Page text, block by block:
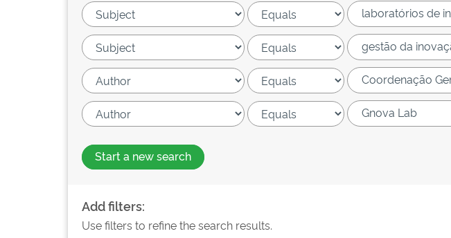
Start a new search
Add filters:
Use filters to refine the search results.